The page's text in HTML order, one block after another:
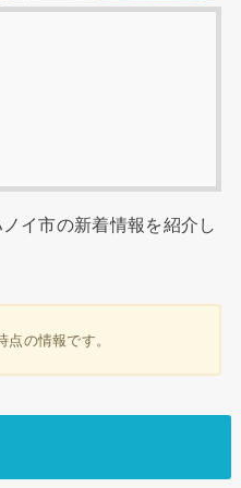
イ市の新着情報を紹介し
の情報です。